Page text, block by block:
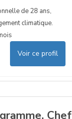
de 28 ans,
climatique.
Voir ce profil
Chef